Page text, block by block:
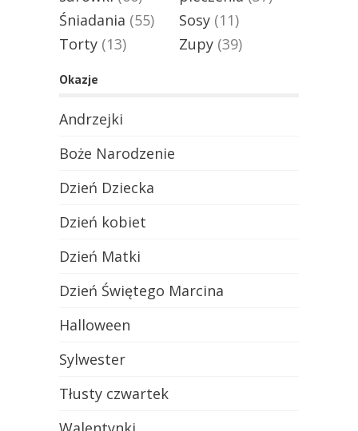
Śniadania (55) Sosy (11)
Torty (13) Zupy (39)
Okazje
Andrzejki
Boże Narodzenie
Dzień Dziecka
Dzień kobiet
Dzień Matki
Dzień Świętego Marcina
Halloween
Sylwester
Tłusty czwartek